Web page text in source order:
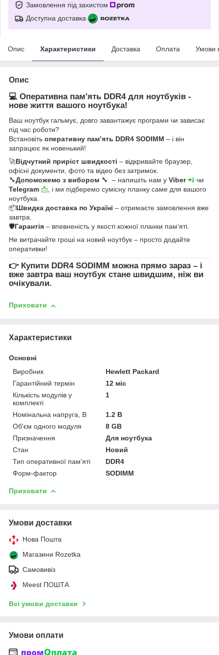
Замовлення під захистом
Доступна доставка
Опис Характеристики Доставка Оплата Умови
Опис
💻 Оперативна пам'ять DDR4 для ноутбуків -
нове життя вашого ноутбука!
Ваш ноутбук гальмує, довго завантажує програми чи зависає
під час роботи?
Встановіть оперативну пам’ять DDR4 SODIMM – і він
запрацює як новенький!
🚀Відчутний приріст швидкості – відкривайте браузер,
офісні документи, фото та відео без затримок.
🔧Допоможемо з вибором 🔧 – напишіть нам у Viber📲 чи
Telegram 📩 , і ми підберемо сумісну планку саме для вашого
ноутбука.
📦Швидка доставка по Україні – отримаєте замовлення вже
завтра.
🛡Гарантія – впевненість у якості кожної планки пам’яті.
Не витрачайте гроші на новий ноутбук – просто додайте
оперативки!
👉 Купити DDR4 SODIMM можна прямо зараз – і
вже завтра ваш ноутбук стане швидшим, ніж ви
очікували.
Приховати
Характеристики
Основні
Виробник
Hewlett Packard
Гарантійний термін
12 міс
Кількість модулів у
комплекті
1
Номінальна напруга, В
1.2 В
Об'єм одного модуля
8 GB
Призначення
Для ноутбука
Стан
Новий
Тип оперативної пам'яті
DDR4
Форм-фактор
SODIMM
Приховати
Умови доставки
Нова Пошта
Магазини Rozetka
Самовивіз
Meest ПОШТА
Всі умови доставки
Умови оплати